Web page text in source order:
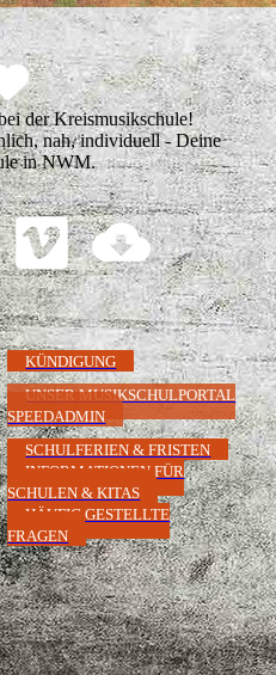
der Kreismusikschule!
nah, individuell - Deine
in NWM.
KÜNDIGUNG
UNSER MUSIKSCHULPORTAL
SPEEDADMIN
SCHULFERIEN & FRISTEN
INFORMATIONEN FÜR
SCHULEN & KITAS
HÄUFIG GESTELLTE
FRAGEN